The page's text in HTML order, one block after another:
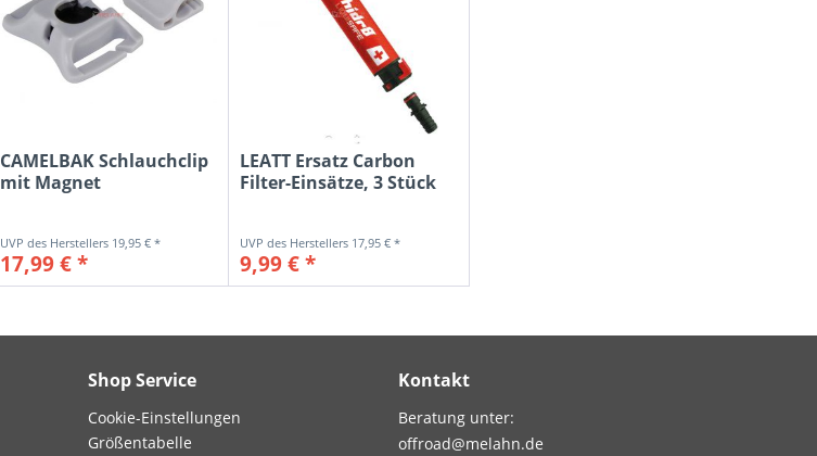
CAMELBAK Schlauchclip
mit Magnet
19,95 € *
17,99 € *
LEATT Ersatz Carbon
Filter-Einsätze, 3 Stück
17,95 € *
9,99 € *
Shop Service
Cookie-Einstellungen
Größentabelle
Kontakt
Beratung unter:
offroad@melahn.de